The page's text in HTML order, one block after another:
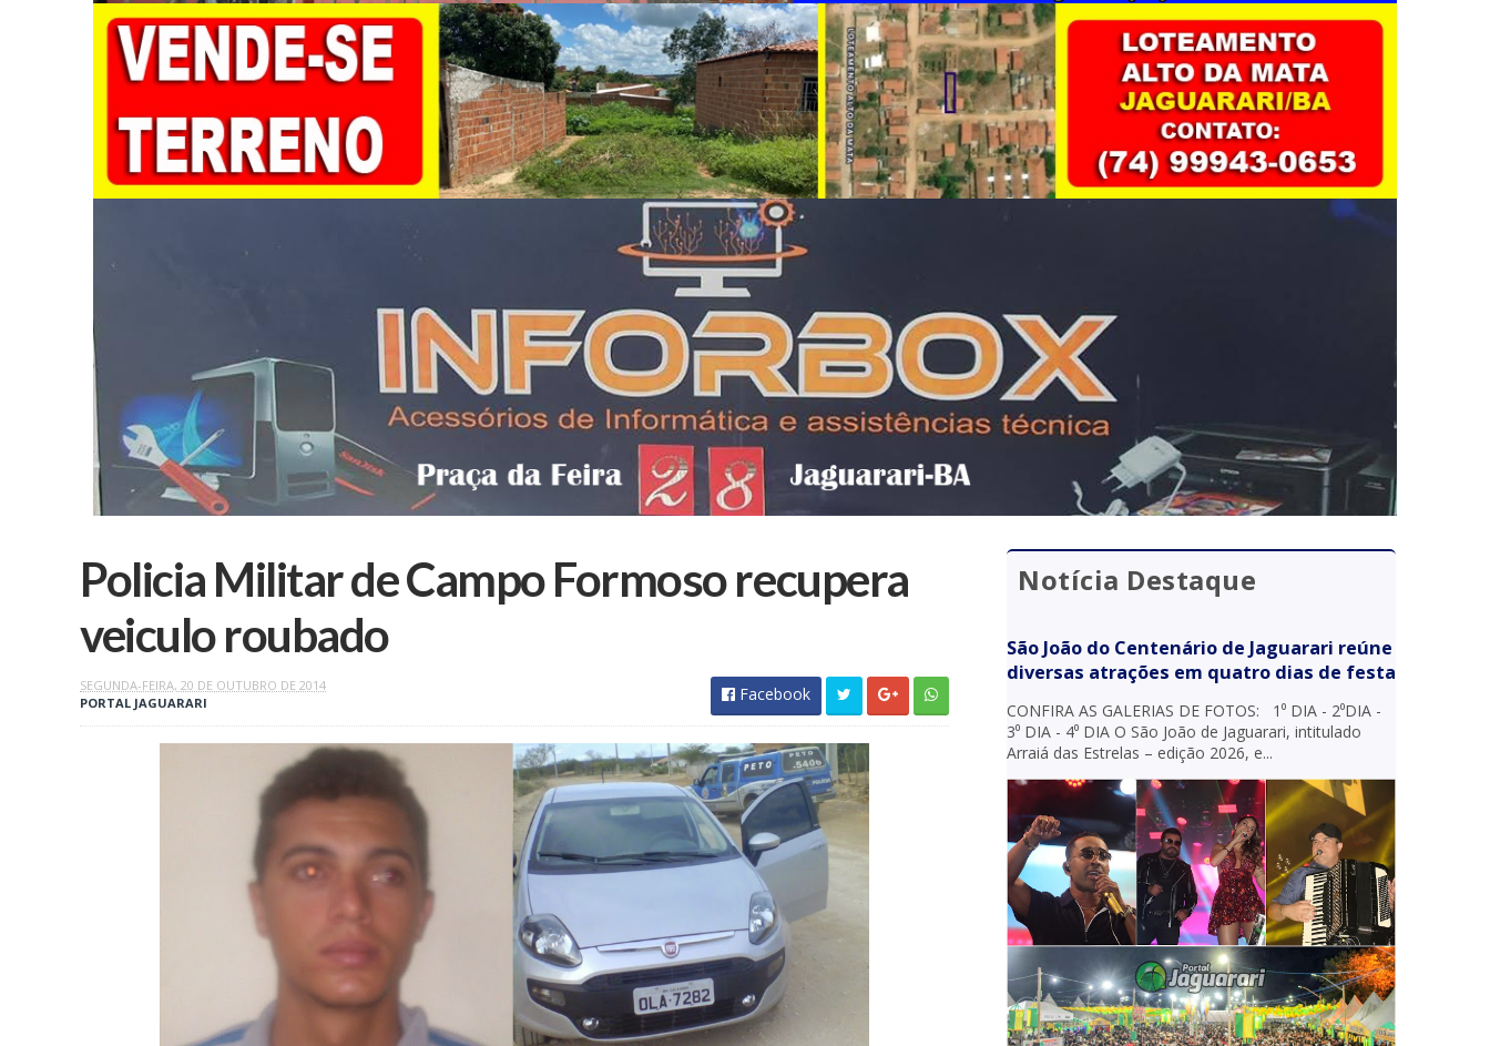
Policia Militar de Campo Formoso recupera
veiculo roubado‏
SEGUNDA-FEIRA, 20 DE OUTUBRO DE 2014
PORTAL JAGUARARI
Facebook
Notícia Destaque
São João do Centenário de Jaguarari reúne
diversas atrações em quatro dias de festa
CONFIRA AS GALERIAS DE FOTOS: 1⁰ DIA - 2⁰DIA -
3⁰ DIA - 4⁰ DIA O São João de Jaguarari, intitulado
Arraiá das Estrelas – edição 2026, e...